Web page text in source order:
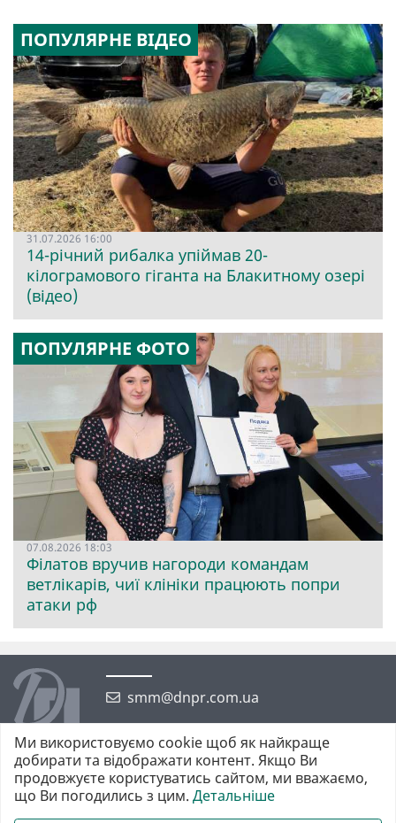
ПОПУЛЯРНЕ ВІДЕО
31.07.2026 16:00
14-річний рибалка упіймав 20-
кілограмового гіганта на Блакитному озері
(відео)
ПОПУЛЯРНЕ ФОТО
07.08.2026 18:03
Філатов вручив нагороди командам
ветлікарів, чиї клініки працюють попри
атаки рф
smm@dnpr.com.ua
©2026 https://dnpr.com.ua Дніпровська порадниця
Ми використовуємо cookie щоб як найкраще
добирати та відображати контент. Якщо Ви
продовжуєте користуватись сайтом, ми вважаємо,
що Ви погодились з цим. Детальніше